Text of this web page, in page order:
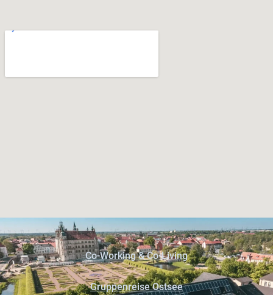
Co-Working & Co-Living
Gruppenreise Ostsee